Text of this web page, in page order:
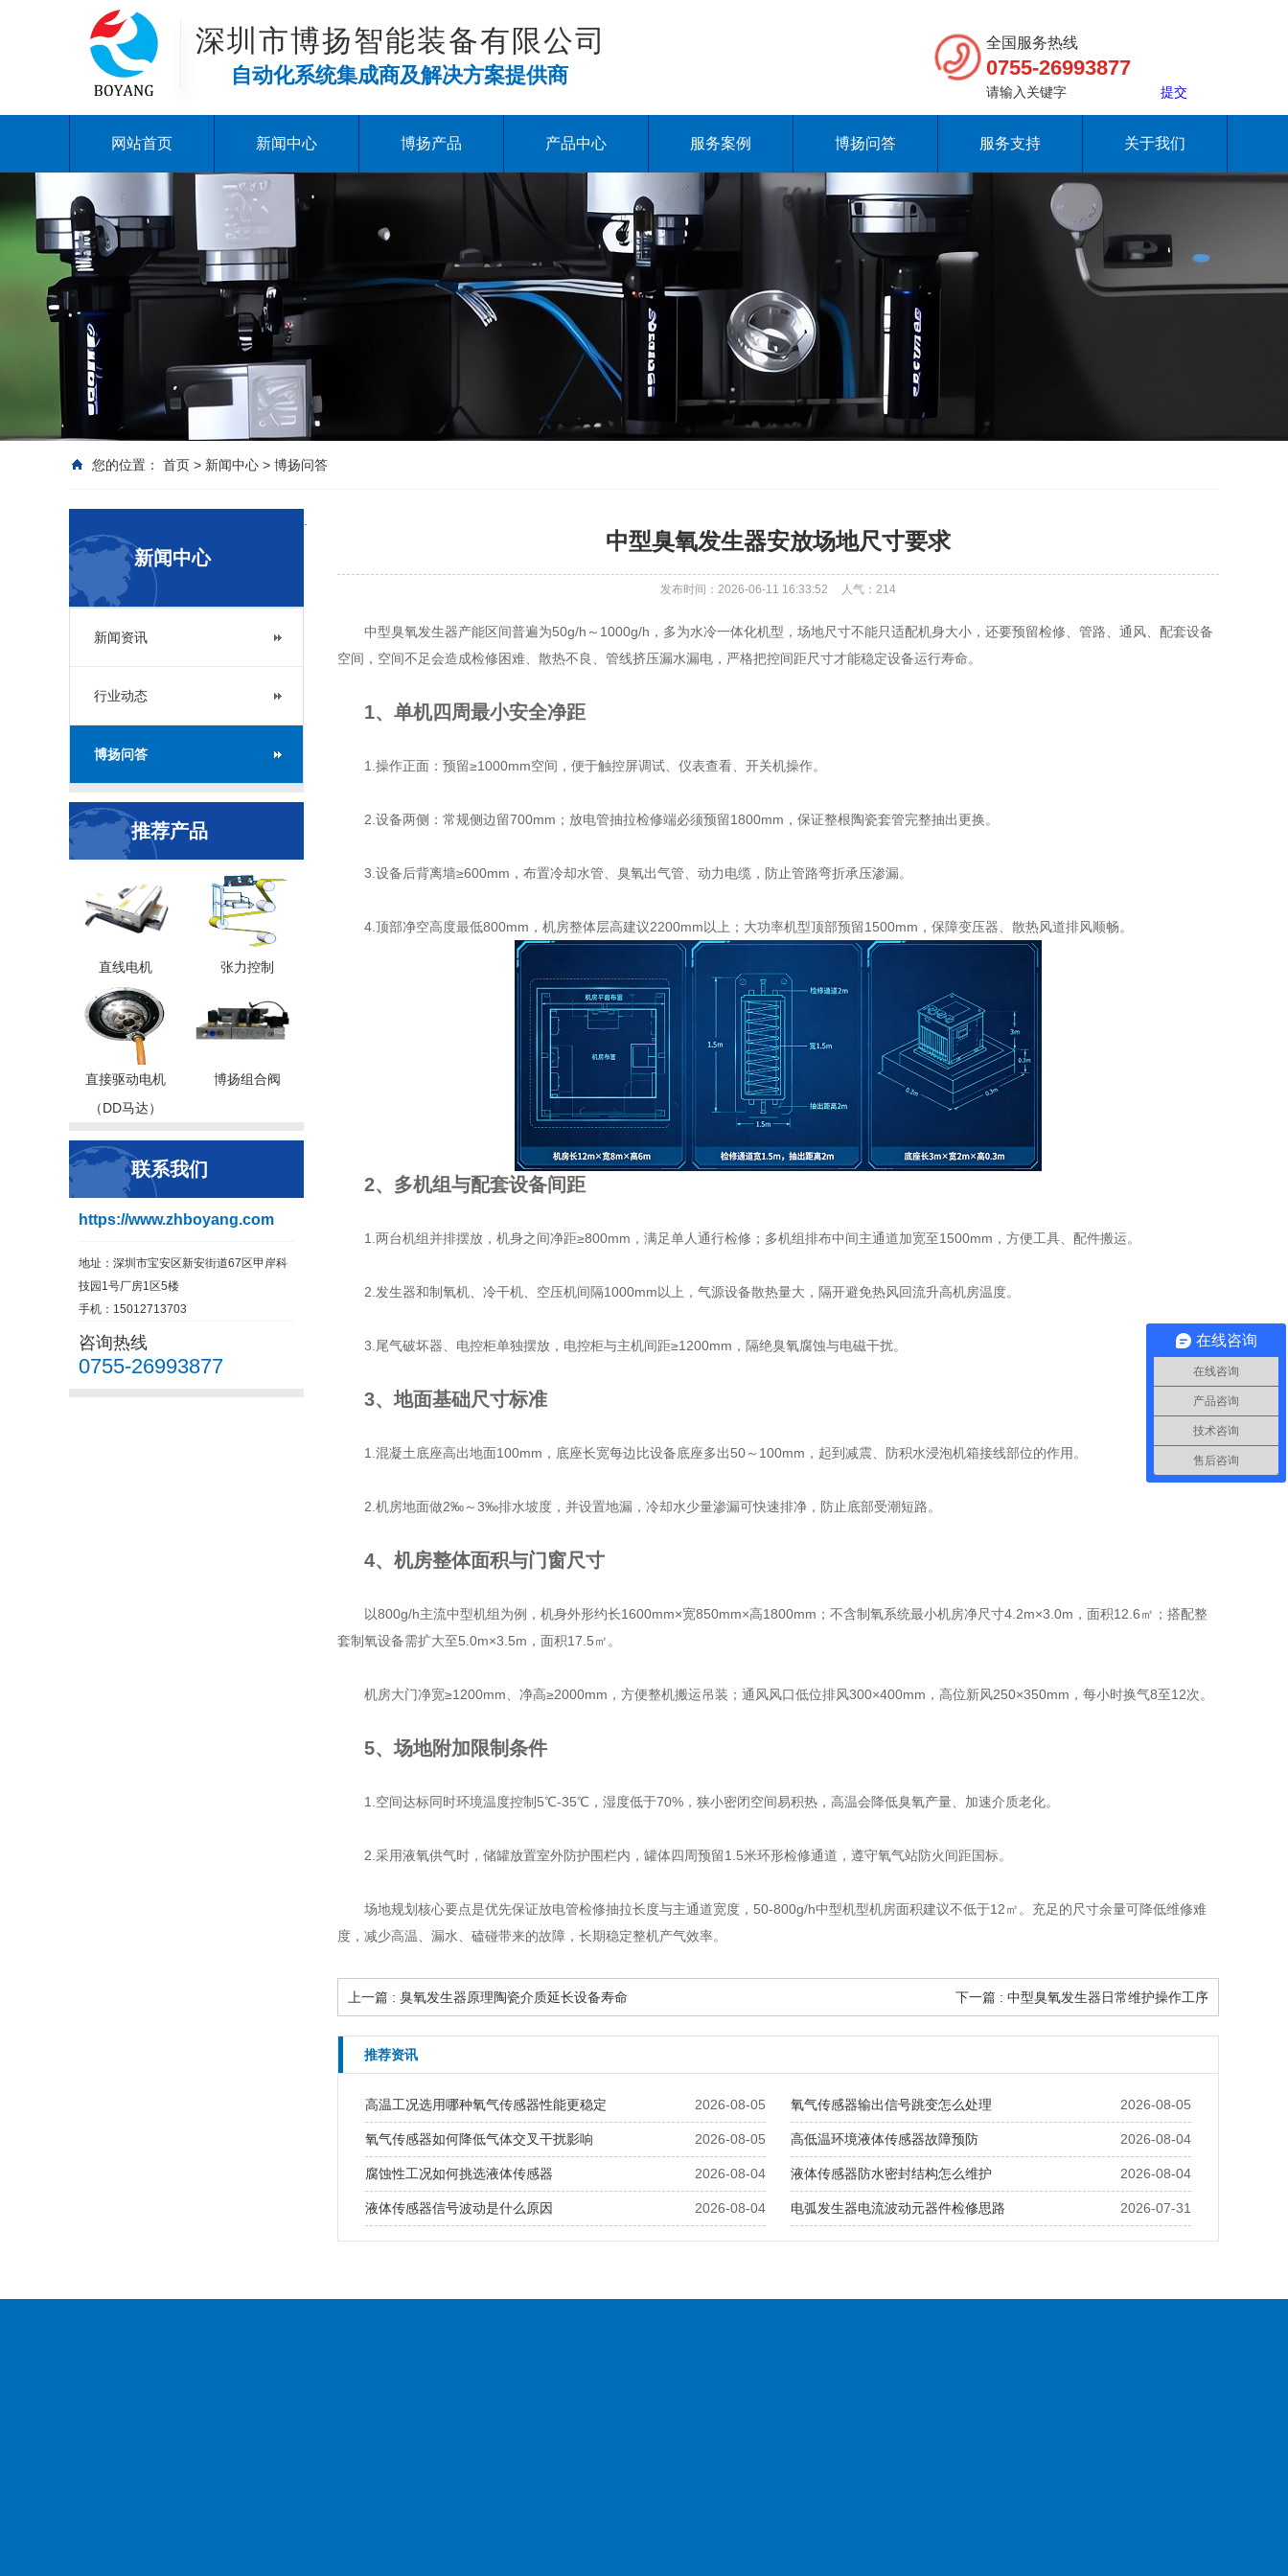
深圳市博扬智能装备有限公司
自动化系统集成商及解决方案提供商
全国服务热线
0755-26993877
网站首页 新闻中心 博扬产品 产品中心 服务案例 博扬问答 服务支持 关于我们
您的位置： 首页 > 新闻中心 > 博扬问答
新闻中心
新闻资讯
行业动态
博扬问答
推荐产品
直线电机 张力控制
直接驱动电机
（DD马达）
博扬组合阀
联系我们
https://www.zhboyang.com
地址：深圳市宝安区新安街道67区甲岸科
技园1号厂房1区5楼
手机：15012713703
咨询热线
0755-26993877
中型臭氧发生器安放场地尺寸要求
发布时间：2026-06-11 16:33:52 人气： 214
中型臭氧发生器产能区间普遍为50g/h～1000g/h，多为水冷一体化机型，场地尺寸不能只适配机身大小，还要预留检修、管路、通风、配套设备
空间，空间不足会造成检修困难、散热不良、管线挤压漏水漏电，严格把控间距尺寸才能稳定设备运行寿命。
1、单机四周最小安全净距
1.操作正面：预留≥1000mm空间，便于触控屏调试、仪表查看、开关机操作。
2.设备两侧：常规侧边留700mm；放电管抽拉检修端必须预留1800mm，保证整根陶瓷套管完整抽出更换。
3.设备后背离墙≥600mm，布置冷却水管、臭氧出气管、动力电缆，防止管路弯折承压渗漏。
4.顶部净空高度最低800mm，机房整体层高建议2200mm以上；大功率机型顶部预留1500mm，保障变压器、散热风道排风顺畅。
2、多机组与配套设备间距
1.两台机组并排摆放，机身之间净距≥800mm，满足单人通行检修；多机组排布中间主通道加宽至1500mm，方便工具、配件搬运。
2.发生器和制氧机、冷干机、空压机间隔1000mm以上，气源设备散热量大，隔开避免热风回流升高机房温度。
3.尾气破坏器、电控柜单独摆放，电控柜与主机间距≥1200mm，隔绝臭氧腐蚀与电磁干扰。
3、地面基础尺寸标准
1.混凝土底座高出地面100mm，底座长宽每边比设备底座多出50～100mm，起到减震、防积水浸泡机箱接线部位的作用。
2.机房地面做2‰～3‰排水坡度，并设置地漏，冷却水少量渗漏可快速排净，防止底部受潮短路。
4、机房整体面积与门窗尺寸
以800g/h主流中型机组为例，机身外形约长1600mm×宽850mm×高1800mm；不含制氧系统最小机房净尺寸4.2m×3.0m，面积12.6㎡；搭配整
套制氧设备需扩大至5.0m×3.5m，面积17.5㎡。
机房大门净宽≥1200mm、净高≥2000mm，方便整机搬运吊装；通风风口低位排风300×400mm，高位新风250×350mm，每小时换气8至12次。
5、场地附加限制条件
1.空间达标同时环境温度控制5℃-35℃，湿度低于70%，狭小密闭空间易积热，高温会降低臭氧产量、加速介质老化。
2.采用液氧供气时，储罐放置室外防护围栏内，罐体四周预留1.5米环形检修通道，遵守氧气站防火间距国标。
场地规划核心要点是优先保证放电管检修抽拉长度与主通道宽度，50-800g/h中型机型机房面积建议不低于12㎡。充足的尺寸余量可降低维修难
度，减少高温、漏水、磕碰带来的故障，长期稳定整机产气效率。
上一篇 : 臭氧发生器原理陶瓷介质延长设备寿命 下一篇 : 中型臭氧发生器日常维护操作工序
推荐资讯
2026-08-05
高温工况选用哪种氧气传感器性能更稳定 2026-08-05
氧气传感器输出信号跳变怎么处理
2026-08-05
氧气传感器如何降低气体交叉干扰影响 2026-08-04
高低温环境液体传感器故障预防
2026-08-04
腐蚀性工况如何挑选液体传感器 2026-08-04
液体传感器防水密封结构怎么维护
2026-08-04
液体传感器信号波动是什么原因 2026-07-31
电弧发生器电流波动元器件检修思路
在线咨询
在线咨询
产品咨询
技术咨询
售后咨询